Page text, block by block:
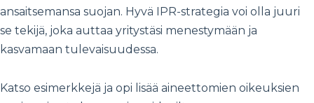
ansaitsemansa suojan. Hyvä IPR-strategia voi olla juuri
se tekijä, joka auttaa yritystäsi menestymään ja
kasvamaan tulevaisuudessa.
Katso esimerkkejä ja opi lisää aineettomien oikeuksien